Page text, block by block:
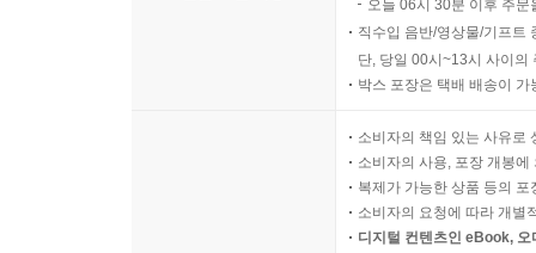
오늘 06시 30분 이후 주
직수입 음반/영상물/기프트
단, 당일 00시~13시 사이의
박스 포장은 택배 배송이
소비자의 책임 있는 사유로
소비자의 사용, 포장 개봉
복제가 가능한 상품 등의
소비자의 요청에 따라 개별
디지털 컨텐츠인 eBook,